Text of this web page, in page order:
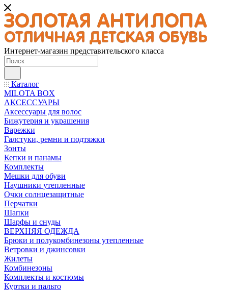
Интернет-магазин представительского класса
Каталог
MILOTA BOX
АКСЕССУАРЫ
Аксессуары для волос
Бижутерия и украшения
Варежки
Галстуки, ремни и подтяжки
Зонты
Кепки и панамы
Комплекты
Мешки для обуви
Наушники утепленные
Очки солнцезащитные
Перчатки
Шапки
Шарфы и снуды
ВЕРХНЯЯ ОДЕЖДА
Брюки и полукомбинезоны утепленные
Ветровки и джинсовки
Жилеты
Комбинезоны
Комплекты и костюмы
Куртки и пальто